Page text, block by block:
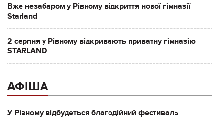
Вже незабаром у Рівному відкриття нової гімназії
Starland
2 серпня у Рівному відкривають приватну гімназію
STARLAND
АФІША
У Рівному відбудеться благодійний фестиваль